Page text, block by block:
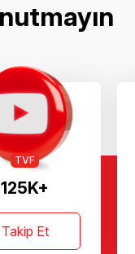
125K+
TVF
Takip Et